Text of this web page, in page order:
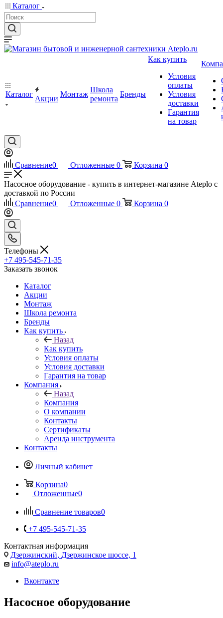
Каталог
Каталог
Акции
Монтаж
Школа
ремонта
Бренды
Как купить
Условия
оплаты
Условия
доставки
Гарантия
на товар
Сравнение0 Отложенные 0 Корзина 0
Насосное оборудование - купить в интернет-магазине Ateplo с
доставкой по России
Сравнение0 Отложенные 0 Корзина 0
Телефоны
+7 495-545-71-35
Заказать звонок
Каталог
Акции
Монтаж
Школа ремонта
Бренды
Как купить
Назад
Как купить
Условия оплаты
Условия доставки
Гарантия на товар
Компания
Назад
Компания
О компании
Контакты
Сертификаты
Аренда инструмента
Контакты
Личный кабинет
Корзина0
Отложенные0
Сравнение товаров0
+7 495-545-71-35
Контактная информация
Дзержинский, Дзержинское шоссе, 1
info@ateplo.ru
Вконтакте
Насосное оборудование